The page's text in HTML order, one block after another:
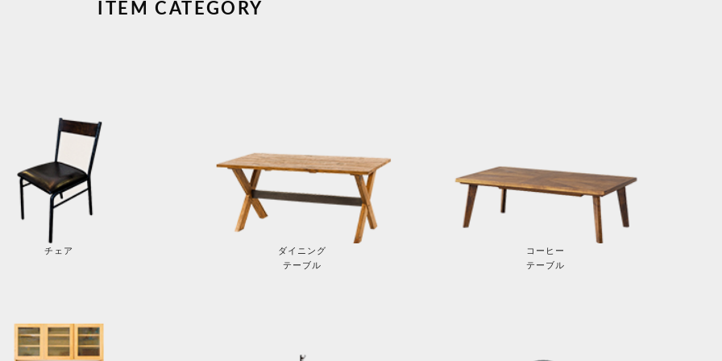
ITEM CATEGORY
チェア
ダイニング
テーブル
コーヒー
テーブル